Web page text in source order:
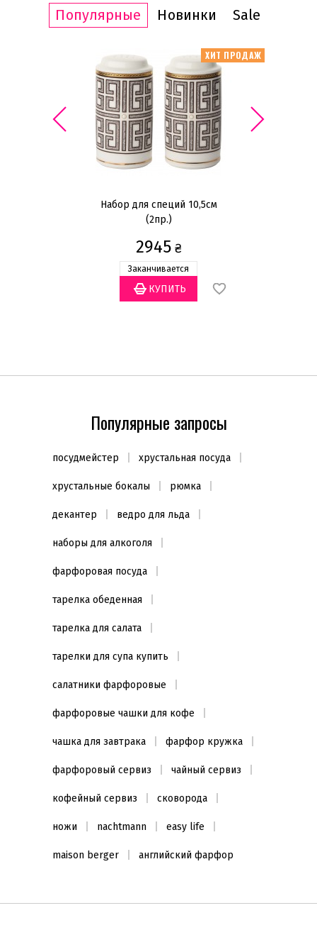
Популярные Новинки Sale
ХИТ ПРОДАЖ
Набор для специй 10,5см
(2пр.)
2945₴
Заканчивается
Популярные запросы
посудмейстер хрустальная посуда
хрустальные бокалы рюмка
декантер ведро для льда
наборы для алкоголя
фарфоровая посуда
тарелка обеденная
тарелка для салата
тарелки для супа купить
салатники фарфоровые
фарфоровые чашки для кофе
чашка для завтрака фарфор кружка
фарфоровый сервиз чайный сервиз
кофейный сервиз сковорода
ножи nachtmann easy life
maison berger английский фарфор